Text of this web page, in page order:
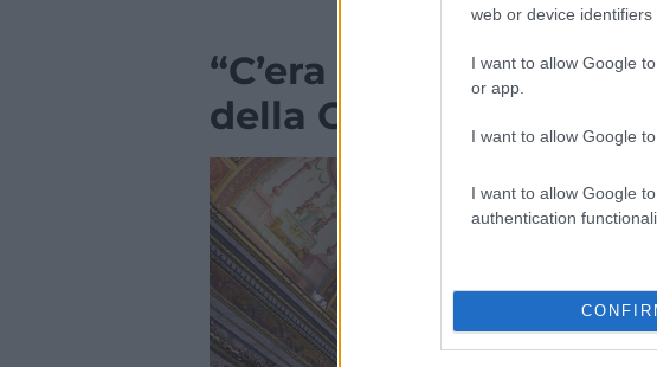
web or device identifiers
I want to allow Google
or app.
I want to allow Google
I want to allow Google
authentication
“C’era un volta”, il
della Galleria